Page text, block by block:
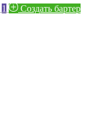
1 Создать бартер